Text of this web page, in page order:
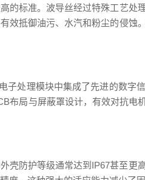
标准。波导丝经过特殊工艺
抵御油污、水汽和粉尘的侵
处理模块中集成了先进的数
局与屏蔽罩设计，有效对抗
防护等级通常达到IP67甚至